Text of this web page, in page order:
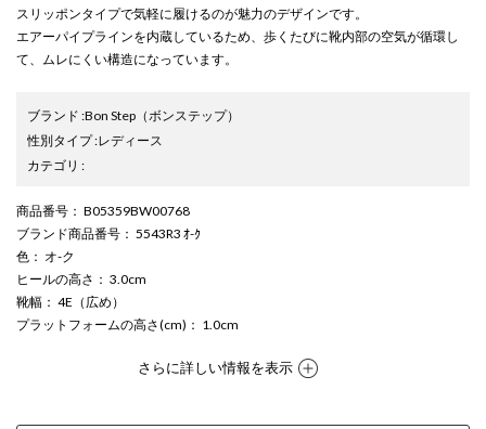
スリッポンタイプで気軽に履けるのが魅力のデザインです。
エアーパイプラインを内蔵しているため、歩くたびに靴内部の空気が循環し
て、ムレにくい構造になっています。
ブランド :Bon Step （ボンステップ）
性別タイプ:レディース
カテゴリ :
商品番号 ： B05359BW00768
ブランド商品番号 ： 5543R3 ｵ-ｸ
色 ： オ-ク
ヒールの高さ ： 3.0cm
靴幅 ： 4E（広め）
プラットフォームの高さ(cm) ： 1.0cm
さらに詳しい情報を表示